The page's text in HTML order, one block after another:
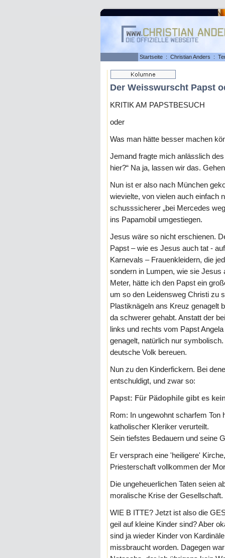
Startseite : Christian Anders :
Der Weisswurscht Papst
KRITIK AM PAPSTBESUCH
oder
Was man hätte besser machen
Jemand fragte mich anlässlich
hier?“ Na ja, lassen wir das.
Nun ist er also nach München
wievielte, von vielen auch einfach
schusssicherer „bei Mercedes
ins Papamobil umgestiegen.
Jesus wäre so nicht erschienen.
Papst – wie es Jesus auch tat -
Karnevals – Frauenkleidern, die
sondern in Lumpen, wie sie
Meter, hätte ich den Papst ein
um so den Leidensweg Christi zu
Plastiknägeln ans Kreuz genagelt
da schwerer gehabt. Anstatt der
links und rechts vom Papst
genagelt, natürlich nur
deutsche Volk bereuen.
Nun zu den Kinderfickern. Bei
entschuldigt, und zwar so:
Papst: Für Pädophile gibt es
Rom: In ungewohnt scharfem Ton
katholischer Kleriker verurteilt.
Sein tiefstes Bedauern und seine
Er versprach eine 'heiligere'
Priesterschaft vollkommen der
Die ungeheuerlichen Taten seien
moralische Krise der Gesellschaft.
WIE B ITTE? Jetzt ist also die
geil auf kleine Kinder sind? Aber
sind ja wieder Kinder von
missbraucht worden. Dagegen